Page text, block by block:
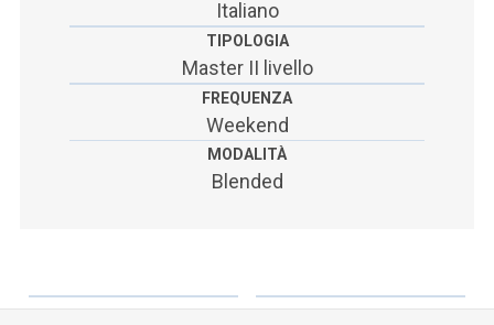
Italiano
TIPOLOGIA
Master II livello
FREQUENZA
Weekend
MODALITÀ
Blended